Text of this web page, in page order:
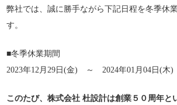
弊社では、誠に勝手ながら下記日程を冬季休
す。
■冬季休業期間
2023年12月29日(金) ～ 2024年01月04日(木)
このたび、株式会社 杜設計は創業５０周年と